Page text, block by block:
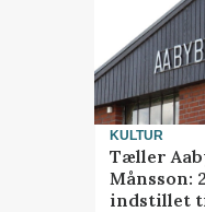
KULTUR
Tæller
Månsson:
indstillet